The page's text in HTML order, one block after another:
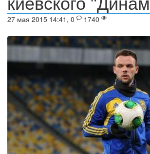
27 мая 2015 14:41, 0 1740